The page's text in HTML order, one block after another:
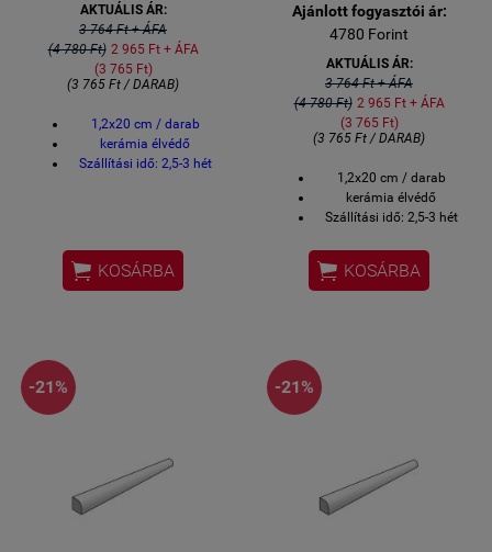
AKTUÁLIS ÁR:
3 764 Ft + ÁFA
(4 780 Ft) 2 965 Ft + ÁFA
(3 765 Ft)
(3 765 Ft / DARAB)
1,2x20 cm / darab
kerámia élvédő
Szállítási idő: 2,5-3 hét
 KOSÁRBA
Ajánlott fogyasztói ár:
4780 Forint
AKTUÁLIS ÁR:
3 764 Ft + ÁFA
(4 780 Ft) 2 965 Ft + ÁFA
(3 765 Ft)
(3 765 Ft / DARAB)
1,2x20 cm / darab
kerámia élvédő
Szállítási idő: 2,5-3 hét
 KOSÁRBA
-21% -21%